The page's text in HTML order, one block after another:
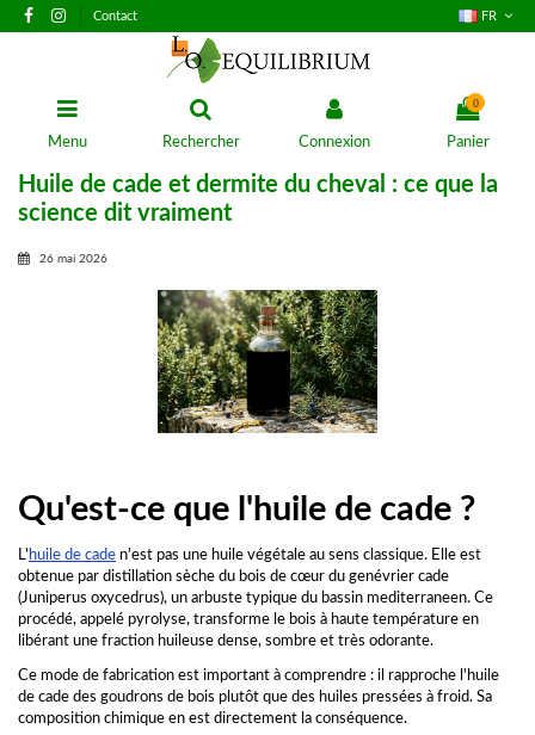
Contact FR
Menu Rechercher Connexion
0
Panier
Huile de cade et dermite du cheval : ce que la
science dit vraiment
26 mai 2026
Qu'est-ce que l'huile de cade ?
L' huile de cade n'est pas une huile végétale au sens classique. Elle est
obtenue par distillation sèche du bois de cœur du genévrier cade
(Juniperus oxycedrus), un arbuste typique du bassin mediterraneen. Ce
procédé, appelé pyrolyse, transforme le bois à haute température en
libérant une fraction huileuse dense, sombre et très odorante.
Ce mode de fabrication est important à comprendre : il rapproche l'huile
de cade des goudrons de bois plutôt que des huiles pressées à froid. Sa
composition chimique en est directement la conséquence.